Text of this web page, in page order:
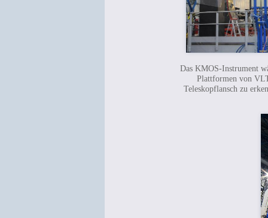
Das KMOS-Instrument
Plattformen von
Teleskopflansch zu